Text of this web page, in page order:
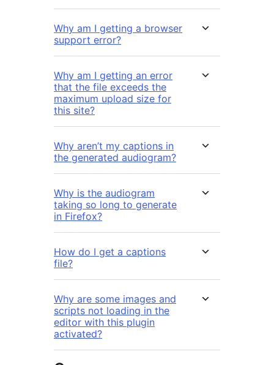
Why am I getting a browser
support error?
Why am I getting an error
that the file exceeds the
maximum upload size for
this site?
Why aren’t my captions in
the generated audiogram?
Why is the audiogram
taking so long to generate
in Firefox?
How do I get a captions
file?
Why are some images and
scripts not loading in the
editor with this plugin
activated?